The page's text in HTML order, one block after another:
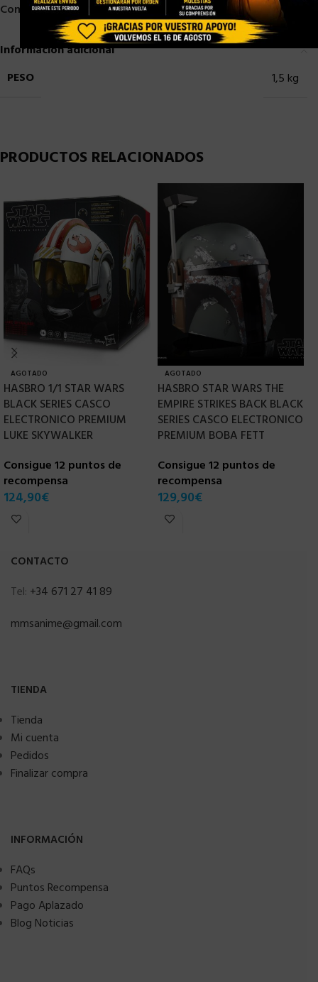
Compartir:
Información adicional
PESO
1,5 kg
PRODUCTOS RELACIONADOS
AGOTADO
HASBRO 1/1 STAR WARS
BLACK SERIES CASCO
ELECTRONICO PREMIUM
LUKE SKYWALKER
Consigue 12 puntos de
recompensa
124,90€
AGOTADO
HASBRO STAR WARS THE
EMPIRE STRIKES BACK BLACK
SERIES CASCO ELECTRONICO
PREMIUM BOBA FETT
Consigue 12 puntos de
recompensa
129,90€
CONTACTO
Tel: +34 671 27 41 89
mmsanime@gmail.com
TIENDA
Tienda
Mi cuenta
Pedidos
Finalizar compra
INFORMACIÓN
FAQs
Puntos Recompensa
Pago Aplazado
Blog Noticias